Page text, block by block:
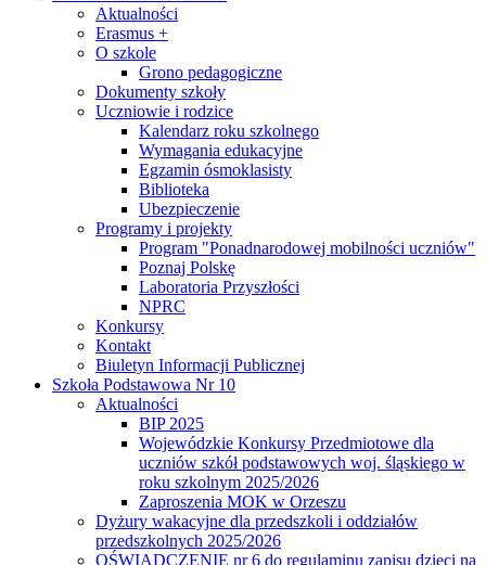
Aktualności
Erasmus +
O szkole
Grono pedagogiczne
Dokumenty szkoły
Uczniowie i rodzice
Kalendarz roku szkolnego
Wymagania edukacyjne
Egzamin ósmoklasisty
Biblioteka
Ubezpieczenie
Programy i projekty
Program "Ponadnarodowej mobilności uczniów"
Poznaj Polskę
Laboratoria Przyszłości
NPRC
Konkursy
Kontakt
Biuletyn Informacji Publicznej
Szkoła Podstawowa Nr 10
Aktualności
BIP 2025
Wojewódzkie Konkursy Przedmiotowe dla
uczniów szkół podstawowych woj. śląskiego w
roku szkolnym 2025/2026
Zaproszenia MOK w Orzeszu
Dyżury wakacyjne dla przedszkoli i oddziałów
przedszkolnych 2025/2026
OŚWIADCZENIE nr 6 do regulaminu zapisu dzieci na